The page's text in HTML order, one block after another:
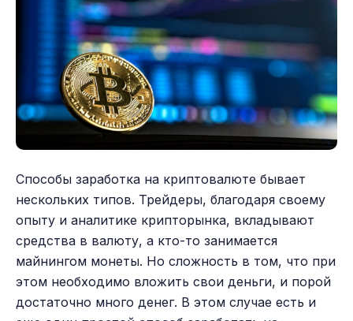
Способы заработка на криптовалюте бывает
нескольких типов. Трейдеры, благодаря своему
опыту и аналитике крипторынка, вкладывают
средства в валюту, а кто-то занимается
майнингом монеты. Но сложность в том, что при
этом необходимо вложить свои деньги, и порой
достаточно много денег. В этом случае есть и